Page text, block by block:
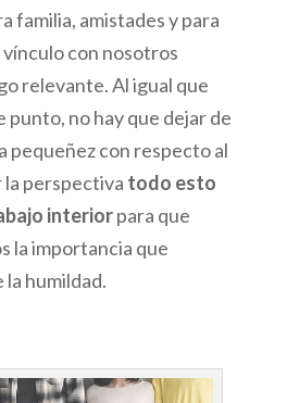
familia, amistades y para
con nosotros
relevante. Al igual que
punto, no hay que dejar de
pequeñez con respecto al
la perspectiva todo esto
interiorpara que
la importancia que
la humildad.